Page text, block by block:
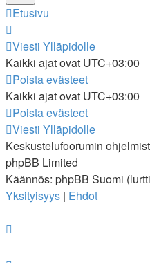
Etusivu
Viesti Ylläpidolle
Kaikki ajat ovat UTC+03:00
Poista evästeet
Kaikki ajat ovat UTC+03:00
Poista evästeet
Viesti Ylläpidolle
Keskustelufoorumin
phpBB Limited
Käännös: phpBB Suomi
Yksityisyys | Ehdot